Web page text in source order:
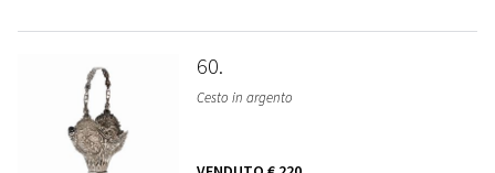
60
Cesto in argento